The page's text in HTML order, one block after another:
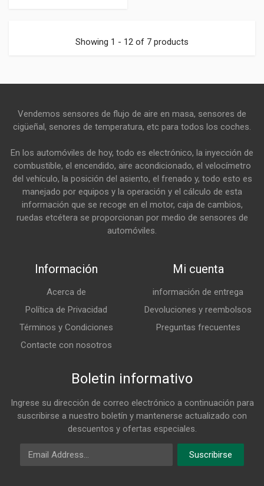
Showing 1 - 12 of 7 products
Vendemos sensores de flujo de aire en masa, sensores de
cigüeñal, senores de temperatura, etc para todos los coches.
En los automóviles de hoy, todo es electrónico, la inyección de
combustible, el encendido, aire acondicionado, el velocímetro
del vehículo, la posición del asiento, el frenado y, todo esto es
manejado por equipos y la operación y el cálculo de esta
información que se recoge en el motor, caja de cambios,
ruedas etcétera se proporcionan por medio de sensores de
automóviles.
Información
Acerca de
Política de Privacidad
Términos y Condiciones
Contacte con nosotros
Mi cuenta
información de entrega
Devoluciones y reembolsos
Preguntas frecuentes
Boletin informativo
Ingrese su dirección de correo electrónico a continuación para
suscribirse a nuestro boletín y mantenerse actualizado con
descuentos y ofertas especiales.
Email Address
Suscribirse